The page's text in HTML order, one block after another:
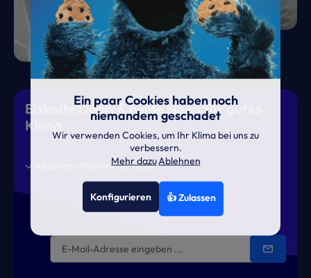
Eiskalte Deals & heiße News für gutes
Klima
Termine
Ein paar Cookies haben noch
niemandem geschadet
Wir verwenden Cookies, um Ihr Klima bei uns zu
verbessern.
Mehr dazuAblehnen
Konfigurieren 👍 Zulassen